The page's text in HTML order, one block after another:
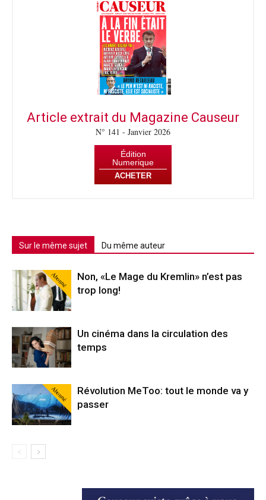
Article extrait du Magazine Causeur
N° 141 - Janvier 2026
Édition
Numerique
ACHETER
Sur le même sujet Du même auteur
Abonné
Non, «Le Mage du Kremlin» n’est pas
trop long!
Un cinéma dans la circulation des
temps
Abonné
Révolution MeToo: tout le monde va y
passer